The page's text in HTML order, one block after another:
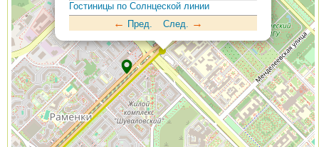
Гостиницы по Солнцеской линии
← Пред. След. →